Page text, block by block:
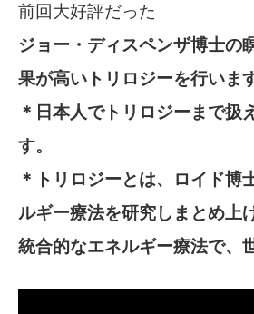
前回大好評だった
ジョー・ディスペンザ博士の
果が高いトリロジーを行いま
＊日本人でトリロジーまで扱
す。
＊トリロジーとは、ロイド博
ルギー療法を研究しまとめ上
統合的なエネルギー療法で、